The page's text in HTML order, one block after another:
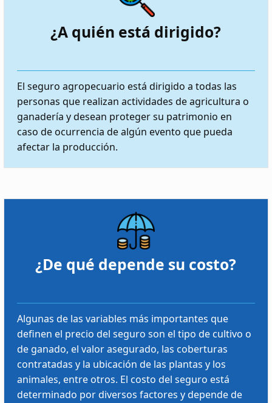
¿A quién está dirigido?
El seguro agropecuario está dirigido a todas las
personas que realizan actividades de agricultura o
ganadería y desean proteger su patrimonio en
caso de ocurrencia de algún evento que pueda
afectar la producción.
¿De qué depende su costo?
Algunas de las variables más importantes que
definen el precio del seguro son el tipo de cultivo o
de ganado, el valor asegurado, las coberturas
contratadas y la ubicación de las plantas y los
animales, entre otros. El costo del seguro está
determinado por diversos factores y depende de